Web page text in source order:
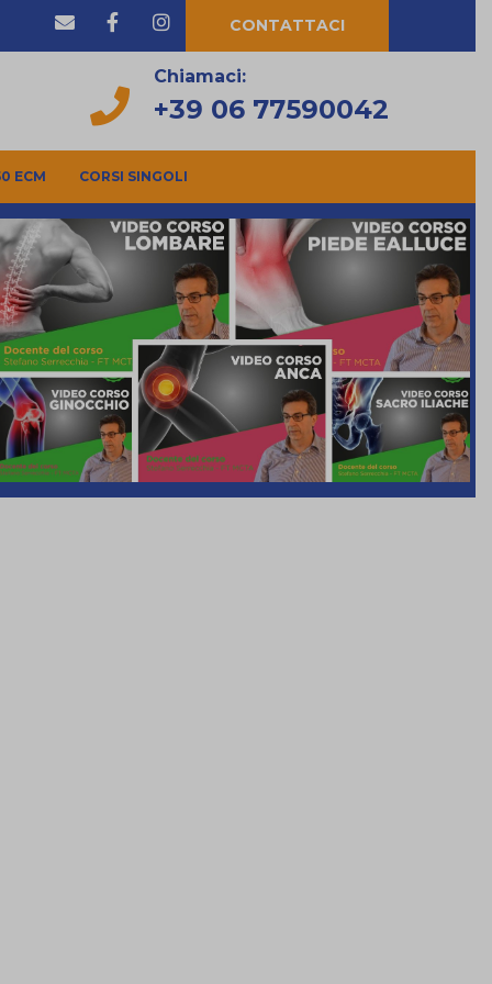
CONTATTACI
Chiamaci:
+39 06 77590042
ECM CORSI SINGOLI